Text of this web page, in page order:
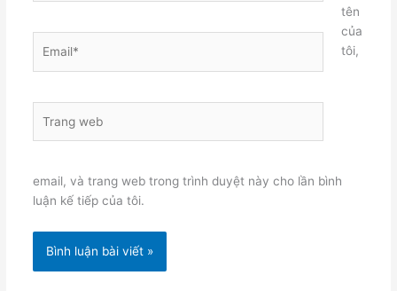
web
tên
của
tôi,
email, và trang web trong trình duyệt này cho lần bình
luận kế tiếp của tôi.